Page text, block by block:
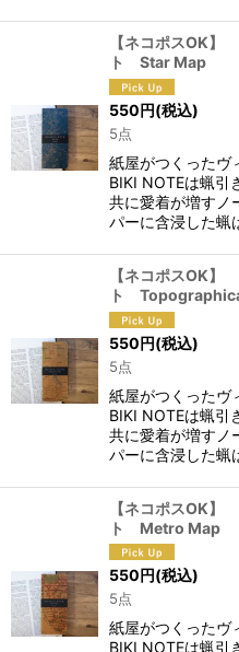
【ネコポスOK
ト Star Map
550円(税込)
5点
紙屋がつくったヴ
BIKI NOTEは蝋引
共に愛着が増すノ
パーに含浸した蝋
【ネコポスOK
ト
550円(税込)
5点
紙屋がつくったヴ
BIKI NOTEは蝋引
共に愛着が増すノ
パーに含浸した蝋
【ネコポスOK
ト Metro Map
550円(税込)
5点
紙屋がつくったヴ
BIKI NOTEは蝋引